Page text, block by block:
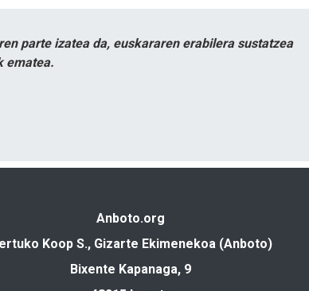
parte izatea da, euskararen erabilera sustatzea
ematea.
Anboto.org
Koop S., Gizarte Ekimenekoa (Anboto)
Bixente Kapanaga, 9